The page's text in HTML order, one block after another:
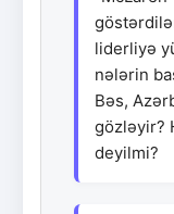
liderliyə
nələrin
Bəs,
gözləyir?
deyilmi?